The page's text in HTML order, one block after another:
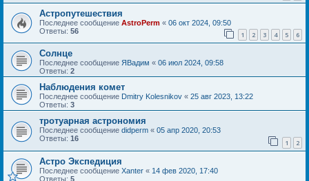
Астропутешествия
Последнее сообщение AstroPerm « 06 окт 2024, 09:50
Ответы: 56 1 2 3 4 5 6
Солнце
Последнее сообщение ЯВадим « 06 июл 2024, 09:58
Ответы: 2
Наблюдения комет
Последнее сообщение Dmitry Kolesnikov « 25 авг 2023, 13:22
Ответы: 3
тротуарная астрономия
Последнее сообщение didperm « 05 апр 2020, 20:53
Ответы: 16 1 2
Астро Экспедиция
Последнее сообщение Xanter « 14 фев 2020, 17:40
Ответы: 5